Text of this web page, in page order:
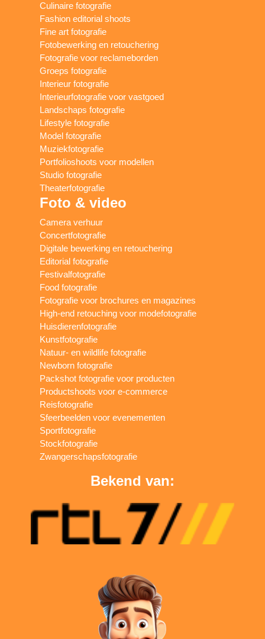
Culinaire fotografie
Fashion editorial shoots
Fine art fotografie
Fotobewerking en retouchering
Fotografie voor reclameborden
Groeps fotografie
Interieur fotografie
Interieurfotografie voor vastgoed
Landschaps fotografie
Lifestyle fotografie
Model fotografie
Muziekfotografie
Portfolioshoots voor modellen
Studio fotografie
Theaterfotografie
Foto & video
Camera verhuur
Concertfotografie
Digitale bewerking en retouchering
Editorial fotografie
Festivalfotografie
Food fotografie
Fotografie voor brochures en magazines
High-end retouching voor modefotografie
Huisdierenfotografie
Kunstfotografie
Natuur- en wildlife fotografie
Newborn fotografie
Packshot fotografie voor producten
Productshoots voor e-commerce
Reisfotografie
Sfeerbeelden voor evenementen
Sportfotografie
Stockfotografie
Zwangerschapsfotografie
Bekend van: